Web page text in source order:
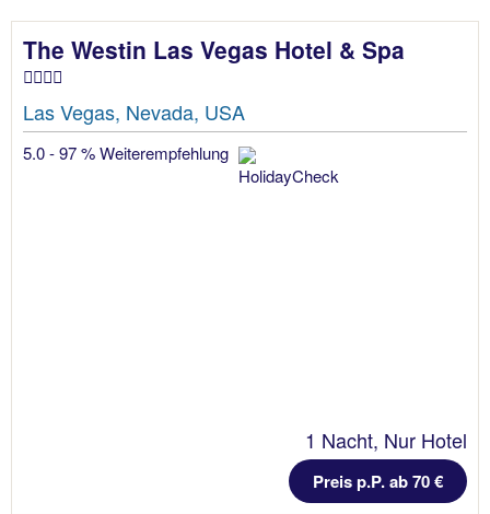
The Westin Las Vegas Hotel & Spa
Las Vegas, Nevada, USA
5.0 - 97 % Weiterempfehlung
1 Nacht, Nur Hotel
Preis p.P. ab 70 €